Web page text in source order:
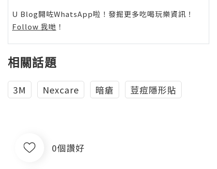
U Blog開咗WhatsApp啦！發掘更多吃喝玩樂資訊！
Follow 我哋 ！
相關話題
3M Nexcare 暗瘡 荳痘隱形貼
0個讚好